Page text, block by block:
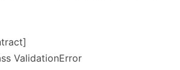
ValidationError